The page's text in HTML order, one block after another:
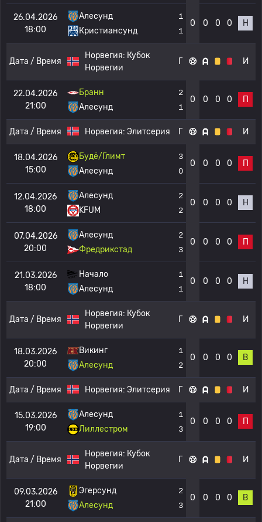
26.04.2026
18:00
Алесунд
Кристиансунд
1
1
0 0 0 0 Н
Дата / Время
Норвегия: Кубок
Норвегии
Г И
22.04.2026
21:00
Бранн
Алесунд
2
1
0 0 0 0 П
Дата / Время Норвегия: Элитсерия Г И
18.04.2026
15:00
Будё/Глимт
Алесунд
3
0
0 0 0 0 П
12.04.2026
18:00
Алесунд
KFUM
2
2
0 0 0 0 Н
07.04.2026
20:00
Алесунд
Фредрикстад
2
3
0 0 0 0 П
21.03.2026
18:00
Начало
Алесунд
1
1
0 0 0 0 Н
Дата / Время
Норвегия: Кубок
Норвегии
Г И
18.03.2026
20:00
Викинг
Алесунд
1
2
0 0 0 0 В
Дата / Время Норвегия: Элитсерия Г И
15.03.2026
19:00
Алесунд
Лиллестром
1
3
0 0 0 0 П
Дата / Время
Норвегия: Кубок
Норвегии
Г И
09.03.2026
21:00
Эгерсунд
Алесунд
2
3
0 0 0 0 В